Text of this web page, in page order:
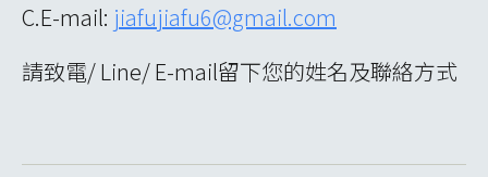
C.E-mail: jiafujiafu6@gmail.com
請致電/ Line/ E-mail留下您的姓名及聯絡方式